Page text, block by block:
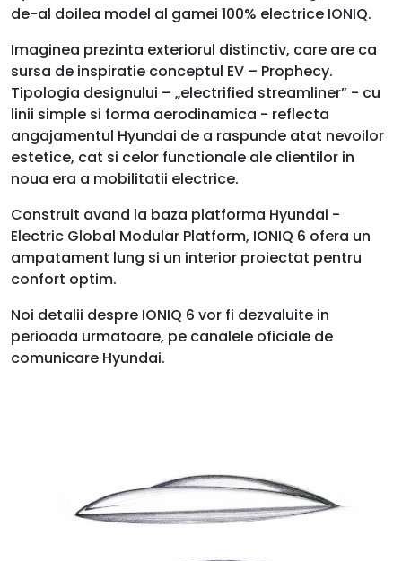
de-al doilea model al gamei 100% electrice IONIQ.
Imaginea prezinta exteriorul distinctiv, care are ca
sursa de inspiratie conceptul EV – Prophecy.
Tipologia designului – „electrified streamliner” - cu
linii simple si forma aerodinamica - reflecta
angajamentul Hyundai de a raspunde atat nevoilor
estetice, cat si celor functionale ale clientilor in
noua era a mobilitatii electrice.
Construit avand la baza platforma Hyundai -
Electric Global Modular Platform, IONIQ 6 ofera un
ampatament lung si un interior proiectat pentru
confort optim.
Noi detalii despre IONIQ 6 vor fi dezvaluite in
perioada urmatoare, pe canalele oficiale de
comunicare Hyundai.